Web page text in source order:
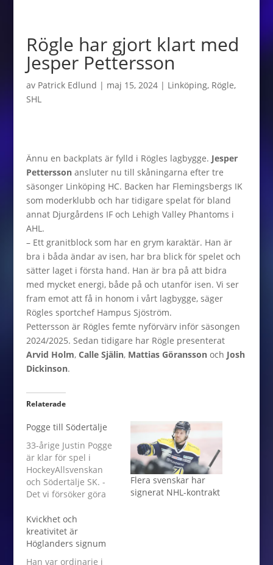
Rögle har gjort klart med
Jesper Pettersson
av Patrick Edlund | maj 15, 2024| Linköping, Rögle,
SHL
Ännu en backplats är fylld i Rögles lagbygge. Jesper
Petterssonansluter nu till skåningarna efter tre
säsonger Linköping HC. Backen har Flemingsbergs IK
som moderklubb och har tidigare spelat för bland
annat Djurgårdens IF och Lehigh Valley Phantoms i
AHL.
– Ett granitblock som har en grym karaktär. Han är
bra i båda ändar av isen, har bra blick för spelet och
sätter laget i första hand. Han är bra på att bidra
med mycket energi, både på och utanför isen. Vi ser
fram emot att få in honom i vårt lagbygge, säger
Rögles sportchef Hampus Sjöström.
Pettersson är Rögles femte nyförvärv inför säsongen
2024/2025. Sedan tidigare har Rögle presenterat
Arvid Holm, Calle Själin, Mattias Göranssonoch Josh
Dickinson.
Relaterade
Pogge till Södertälje
33-årige Justin Pogge
är klar för spel i
HockeyAllsvenskan
och Södertälje SK. -
Det vi försöker göra
konkurrensen på alla
positioner. Vi har
tidigare under hösten
Flera svenskar har
signerat NHL-kontrakt
Kvickhet och
kreativitet är
Höglanders signum
Han var ordinarie i